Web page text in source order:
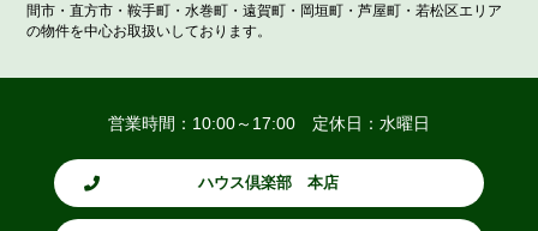
間市・直方市・鞍手町・水巻町・遠賀町・岡垣町・芦屋町・若松区エリア
の物件を中心お取扱いしております。
営業時間：10:00～17:00 定休日：水曜日
ハウス倶楽部 本店